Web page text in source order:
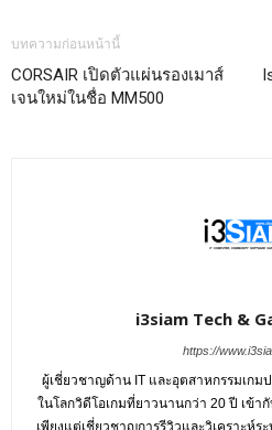
บทความก่อนหน้านี้
CORSAIR เปิดตัวแผ่นรองเมาส์
เจนใหม่ในชื่อ MM500
i3siam Tech &
https://
ผู้เชี่ยวชาญด้าน IT และอุตสาหกรรมเกม
ในโลกวิดีโอเกมที่ยาวนานกว่า 20 ปี เข้า
เพียงแต่เชี่ยวชาญการรีวิวและวิเคราะห์ร